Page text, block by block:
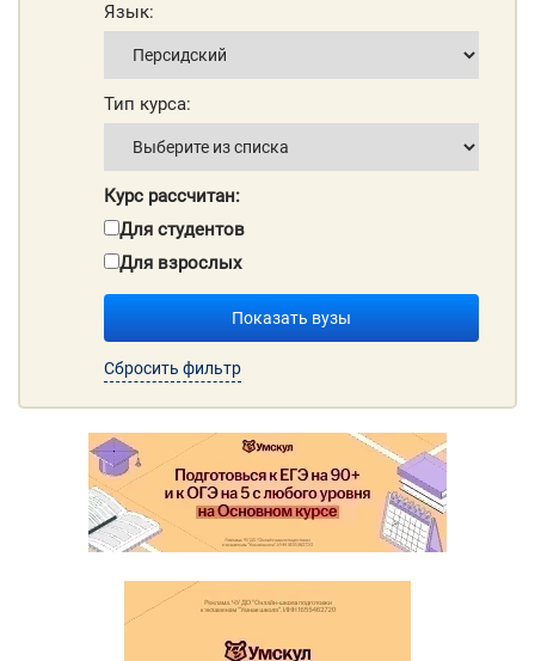
Язык:
Тип курса:
Курс рассчитан:
Для студентов
Для взрослых
Показать вузы
Сбросить фильтр